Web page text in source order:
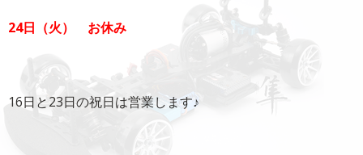
24日（火） お休み
16日と23日の祝日は営業します♪